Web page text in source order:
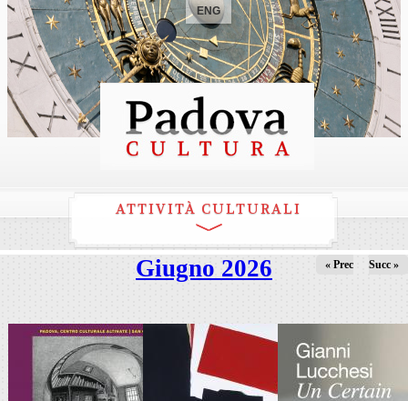
ENG
ATTIVITÀ CULTURALI
Giugno 2026 « Prec Succ »